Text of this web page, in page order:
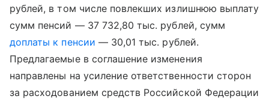
рублей, в том числе повлекших излишнюю выплату
сумм пенсий — 37 732,80 тыс. рублей, сумм
доплаты к пенсии — 30,01 тыс. рублей.
Предлагаемые в соглашение изменения
направлены на усиление ответственности сторон
за расходованием средств Российской Федерации